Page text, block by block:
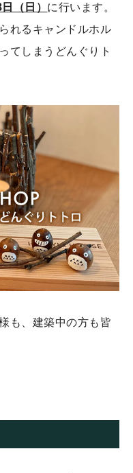
（日） に行います。
れるキャンドルホル
てしまうどんぐりト
も、建築中の方も皆